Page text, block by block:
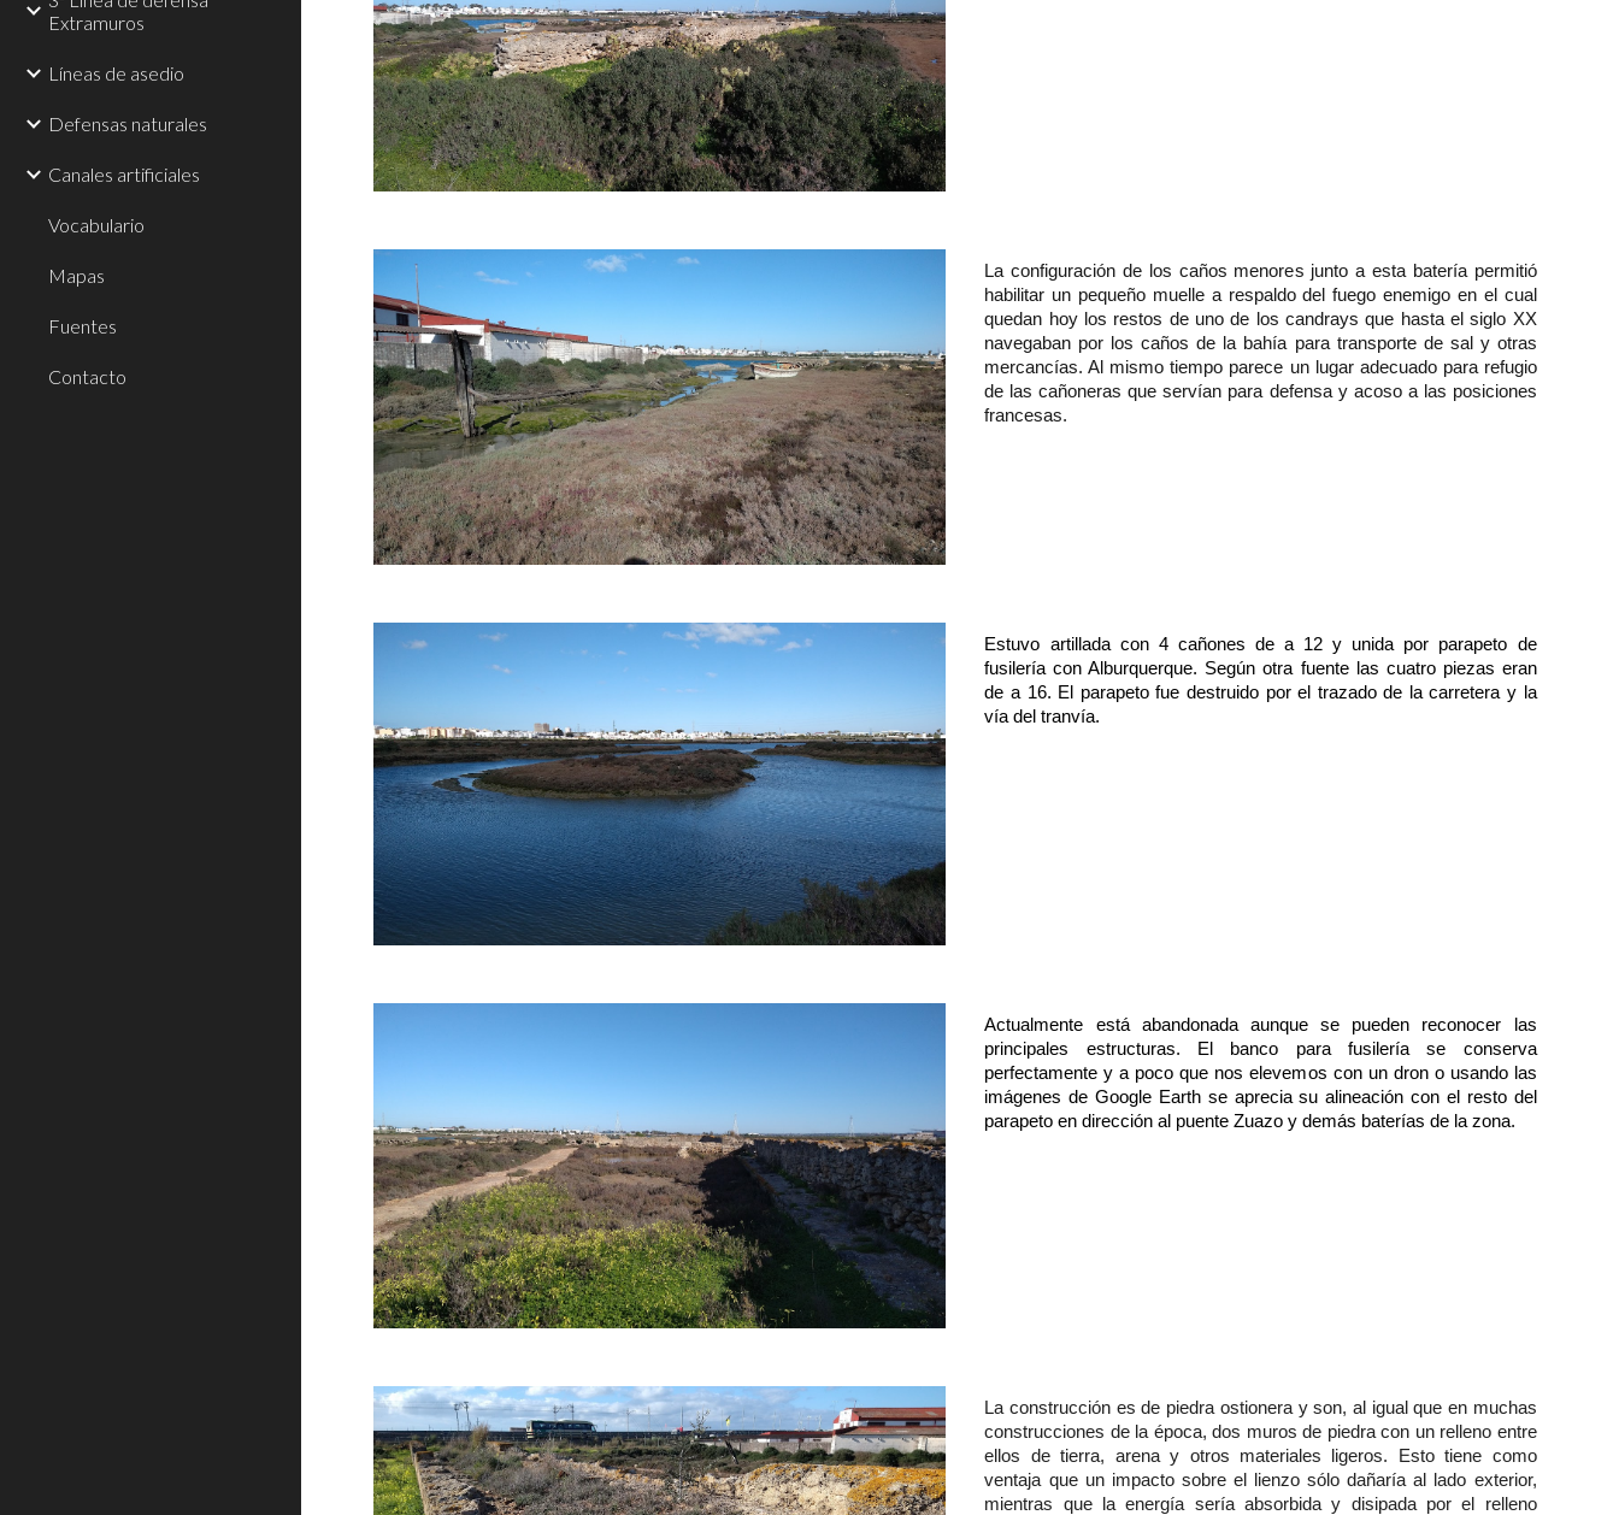
Extramuros
Líneas de asedio
Defensas naturales
Canales artificiales
Vocabulario
Mapas
Fuentes
Contacto
La configuración de los caños menores junto a esta batería permitió
habilitar un pequeño muelle a respaldo del fuego enemigo en el cual
quedan hoy los restos de uno de los candrays que hasta el siglo XX
navegaban por los caños de la bahía para transporte de sal y otras
mercancías. Al mismo tiempo parece un lugar adecuado para refugio
de las cañoneras que servían para defensa y acoso a las posiciones
francesas.
Estuvo artillada con 4 cañones de a 12 y unida por parapeto de
fusilería con Alburquerque. Según otra fuente las cuatro piezas eran
de a 16. El parapeto fue destruido por el trazado de la carretera y la
vía del tranvía.
Actualmente está abandonada aunque se pueden reconocer las
principales estructuras. El banco para fusilería se conserva
perfectamente y a poco que nos elevemos con un dron o usando las
imágenes de Google Earth se aprecia su alineación con el resto del
parapeto en dirección al puente Zuazo y demás baterías de la zona.
La construcción es de piedra ostionera y son, al igual que en muchas
construcciones de la época, dos muros de piedra con un relleno entre
ellos de tierra, arena y otros materiales ligeros. Esto tiene como
ventaja que un impacto sobre el lienzo sólo dañaría al lado exterior,
mientras que la energía sería absorbida y disipada por el relleno